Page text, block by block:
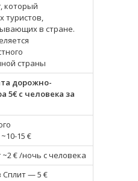
который
туристов,
в стране.
страны
дорожно-
5€ с человека за
15 €
€ /ночь с человека
— 5 €